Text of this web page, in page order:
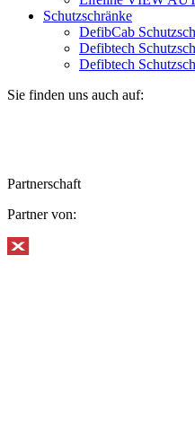
Schutzschränke
DefibCab
Defibtech
Defibtech
Sie finden uns auch auf:
Partnerschaft
Partner von: